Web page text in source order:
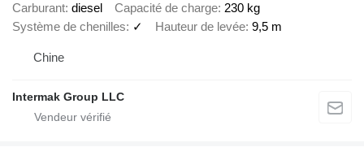
Carburant diesel Capacité de charge 230 kg
Système de chenilles
✓ Hauteur de levée 9,5 m
Chine
Intermak Group LLC